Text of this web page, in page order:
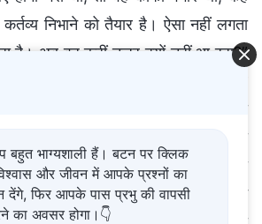
भाग्यशाली हैं। बटन पर क्लिक
और जीवन में आपके प्रश्नों का
देंगे, फिर आपके पास प्रभु की वापसी
का अवसर होगा।👇